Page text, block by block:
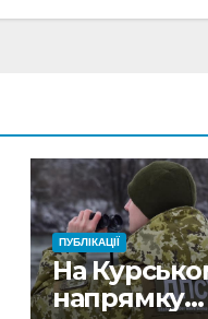
ПУБЛІКАЦІЇ
На
напрямку